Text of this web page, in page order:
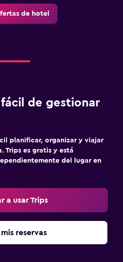
de hotel
de gestionar
planificar, organizar y viajar
Trips es gratis y está
del lugar en
a usar Trips
reservas